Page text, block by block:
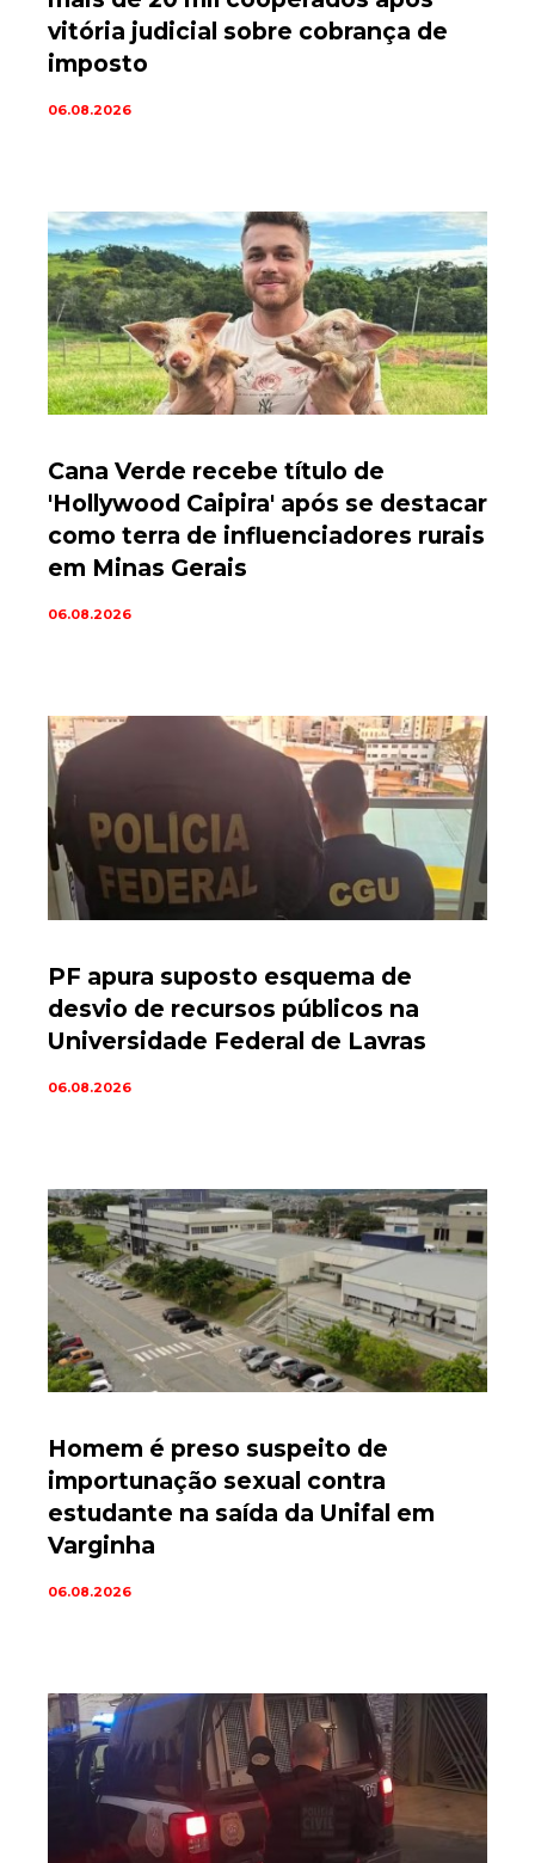
vitória judicial sobre cobrança de
imposto
06.08.2026
Cana Verde recebe título de
'Hollywood Caipira' após se destacar
como terra de influenciadores rurais
em Minas Gerais
06.08.2026
PF apura suposto esquema de
desvio de recursos públicos na
Universidade Federal de Lavras
06.08.2026
Homem é preso suspeito de
importunação sexual contra
estudante na saída da Unifal em
Varginha
06.08.2026